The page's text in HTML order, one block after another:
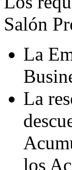
Salón
La
La
los